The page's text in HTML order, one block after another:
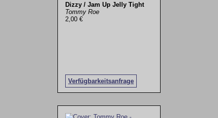
Dizzy / Jam Up Jelly Tight
Tommy Roe
2,00 €
Verfügbarkeitsanfrage